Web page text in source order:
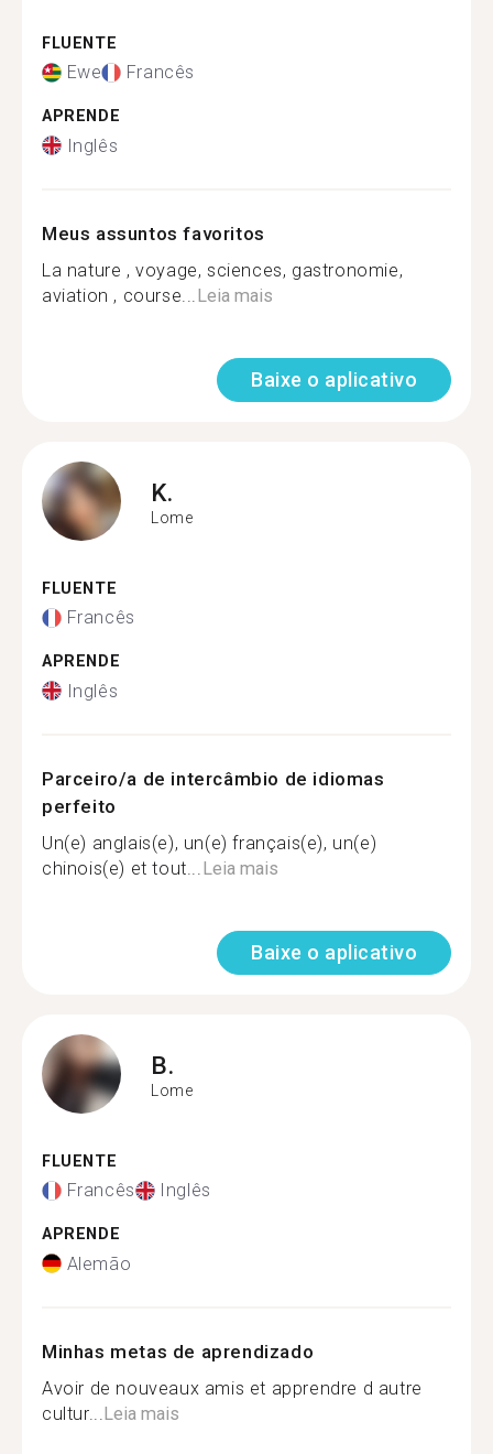
FLUENTE
Ewe Francês
APRENDE
Inglês
Meus assuntos favoritos
La nature , voyage, sciences, gastronomie,
aviation , course... Leia mais
Baixe o aplicativo
K.
Lome
FLUENTE
Francês
APRENDE
Inglês
Parceiro/a de intercâmbio de idiomas
perfeito
Un(e) anglais(e), un(e) français(e), un(e)
chinois(e) et tout... Leia mais
Baixe o aplicativo
B.
Lome
FLUENTE
Francês Inglês
APRENDE
Alemão
Minhas metas de aprendizado
Avoir de nouveaux amis et apprendre d autre
cultur... Leia mais